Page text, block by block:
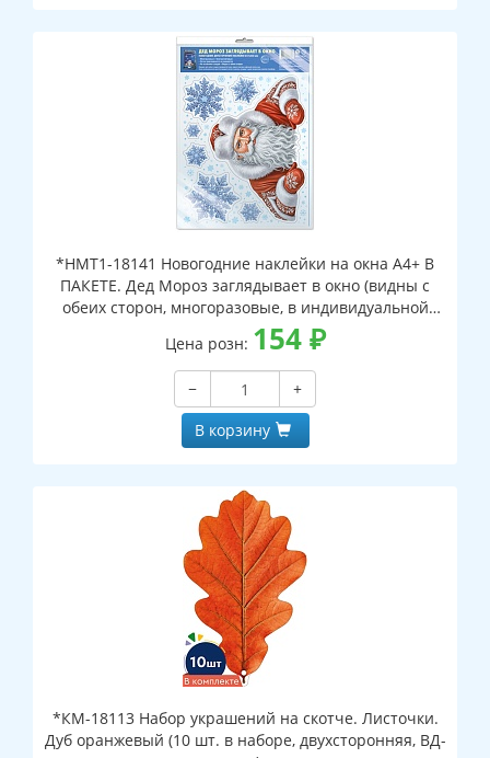
*НМТ1-18141 Новогодние наклейки на окна А4+ В
ПАКЕТЕ. Дед Мороз заглядывает в окно (видны с
обеих сторон, многоразовые, в индивидуальной
упаковке, с европодвесом и клеевым клапаном)
Цена розн: 154₽
−
+
В корзину
*КМ-18113 Набор украшений на скотче. Листочки.
Дуб оранжевый (10 шт. в наборе, двухсторонняя, ВД-